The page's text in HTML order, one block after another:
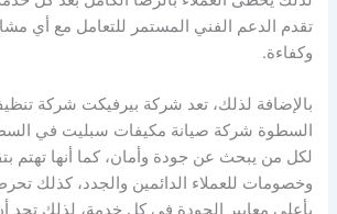
تقدم الدعم الفني المستمر للتعامل مع أي
وكفاءة.
بالإضافة لذلك، تعد شركة بيرفيكت شركة
السطوة شركة صيانة مكيفات سبليت في
لكل من يبحث عن جودة وأمان، كما أنها تهتم
وخصومات للعملاء الدائمين والجدد، كذلك
بأعلى معايير الجودة في كل خدمة، لذلك تجد